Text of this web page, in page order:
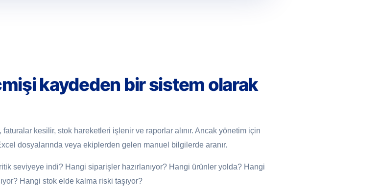
kaydeden bir sistem olarak
kesilir, stok hareketleri işlenir ve raporlar alınır. Ancak yönetim için
dosyalarında veya ekiplerden gelen manuel bilgilerde aranır.
seviyeye indi? Hangi siparişler hazırlanıyor? Hangi ürünler yolda? Hangi
Hangi stok elde kalma riski taşıyor?